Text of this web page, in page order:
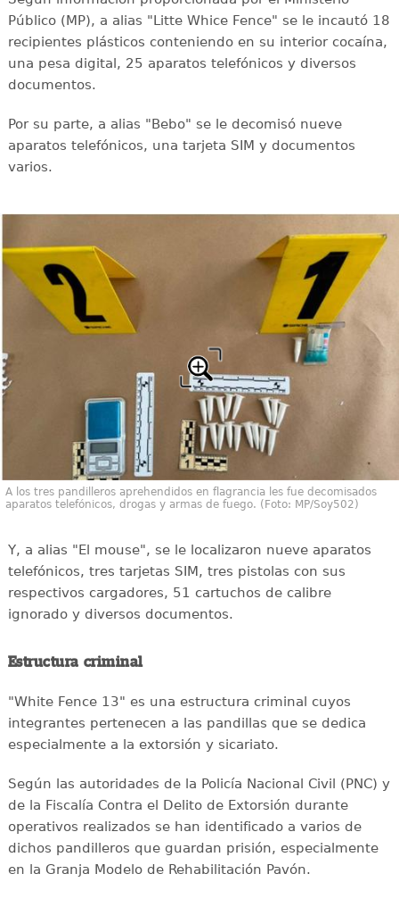
Público (MP), a alias "Litte Whice Fence" se le incautó 18
recipientes plásticos conteniendo en su interior cocaína,
una pesa digital, 25 aparatos telefónicos y diversos
documentos.
Por su parte, a alias "Bebo" se le decomisó nueve
aparatos telefónicos, una tarjeta SIM y documentos
varios.
A los tres pandilleros aprehendidos en flagrancia les fue decomisados
aparatos telefónicos, drogas y armas de fuego. (Foto: MP/Soy502)
Y, a alias "El mouse", se le localizaron nueve aparatos
telefónicos, tres tarjetas SIM, tres pistolas con sus
respectivos cargadores, 51 cartuchos de calibre
ignorado y diversos documentos.
Estructura criminal
"White Fence 13" es una estructura criminal cuyos
integrantes pertenecen a las pandillas que se dedica
especialmente a la extorsión y sicariato.
Según las autoridades de la Policía Nacional Civil (PNC) y
de la Fiscalía Contra el Delito de Extorsión durante
operativos realizados se han identificado a varios de
dichos pandilleros que guardan prisión, especialmente
en la Granja Modelo de Rehabilitación Pavón.